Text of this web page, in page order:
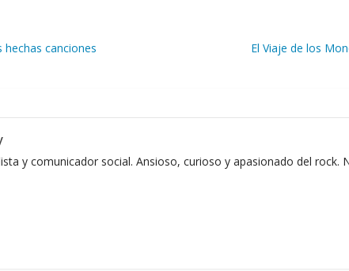
canciones
El Viaje de los
y comunicador social. Ansioso, curioso y apasionado del rock.